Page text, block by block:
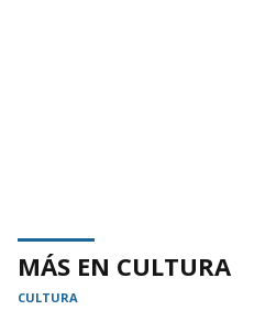
MÁS EN CULTURA
CULTURA